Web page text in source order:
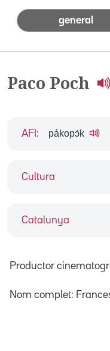
general
Paco Poch
Cultura
Catalunya
AFI : pákopɔ́k
Productor
Nom complet: